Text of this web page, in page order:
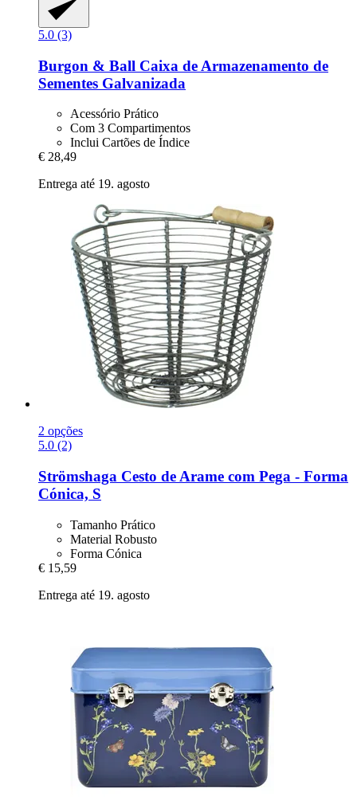
5.0 (3)
Burgon & Ball Caixa de Armazenamento de
Sementes Galvanizada
Acessório Prático
Com 3 Compartimentos
Inclui Cartões de Índice
€ 28,49
Entrega até 19. agosto
2 opções
5.0 (2)
Strömshaga Cesto de Arame com Pega -​ Forma
Cónica, S
Tamanho Prático
Material Robusto
Forma Cónica
€ 15,59
Entrega até 19. agosto